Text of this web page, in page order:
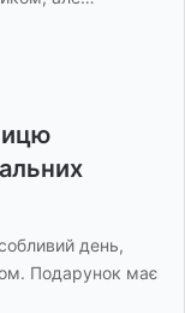
день,
Подарунок має